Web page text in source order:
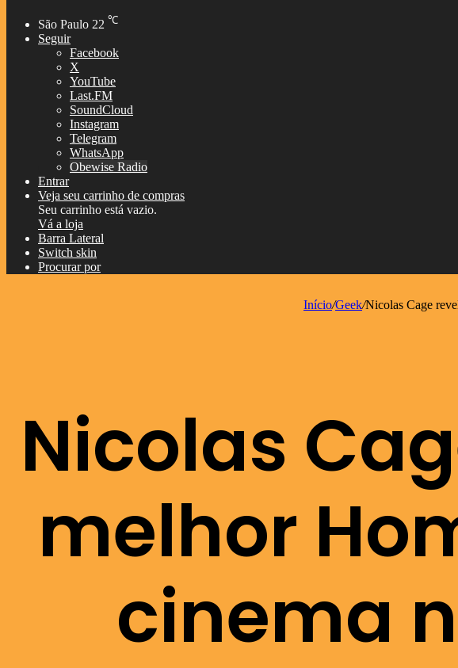
São Paulo 22 ℃
Seguir
Facebook
X
YouTube
Last.FM
SoundCloud
Instagram
Telegram
WhatsApp
Obewise Radio
Entrar
Veja seu carrinho de compras
Seu carrinho está vazio.
Vá a loja
Barra Lateral
Switch skin
Procurar por
Início/Geek/Nicolas Cage
Nicolas
melhor
cinema